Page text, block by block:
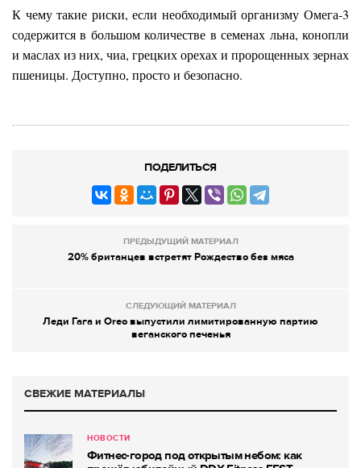
К чему такие риски, если необходимый организму Омега-3
содержится в большом количестве в семенах льна, конопли
и маслах из них, чиа, грецких орехах и пророщенных зернах
пшеницы. Доступно, просто и безопасно.
ПОДЕЛИТЬСЯ
ПРЕДЫДУЩИЙ МАТЕРИАЛ
20% британцев встретят Рождество без мяса
СЛЕДУЮЩИЙ МАТЕРИАЛ
Леди Гага и Oreo выпустили лимитированную партию
веганского печенья
СВЕЖИЕ МАТЕРИАЛЫ
НОВОСТИ
Фитнес-город под открытым небом: как